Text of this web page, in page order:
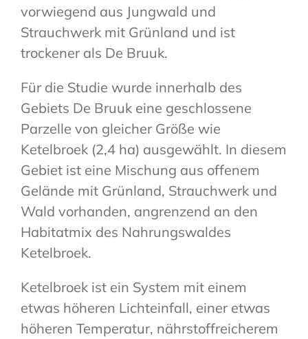
vorwiegend aus Jungwald und
Strauchwerk mit Grünland und ist
trockener als De Bruuk.
Für die Studie wurde innerhalb des
Gebiets De Bruuk eine geschlossene
Parzelle von gleicher Größe wie
Ketelbroek (2,4 ha) ausgewählt. In diesem
Gebiet ist eine Mischung aus offenem
Gelände mit Grünland, Strauchwerk und
Wald vorhanden, angrenzend an den
Habitatmix des Nahrungswaldes
Ketelbroek.
Ketelbroek ist ein System mit einem
etwas höheren Lichteinfall, einer etwas
höheren Temperatur, nährstoffreicherem